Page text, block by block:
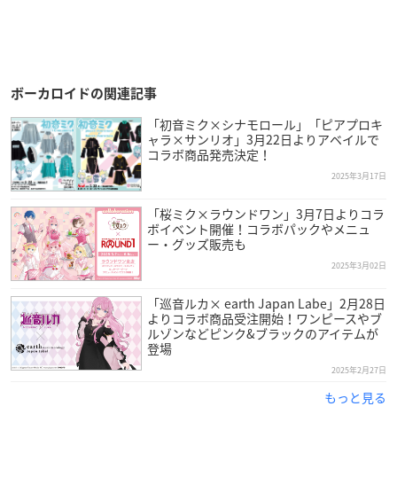
ボーカロイドの関連記事
「初音ミク×シナモロール」「ピアプロキ
ャラ×サンリオ」3月22日よりアベイルで
コラボ商品発売決定！
2025年3月17日
「桜ミク×ラウンドワン」3月7日よりコラ
ボイベント開催！コラボパックやメニュ
ー・グッズ販売も
2025年3月02日
「巡音ルカ× earth Japan Labe」2月28日
よりコラボ商品受注開始！ワンピースやブ
ルゾンなどピンク&ブラックのアイテムが
登場
2025年2月27日
もっと見る